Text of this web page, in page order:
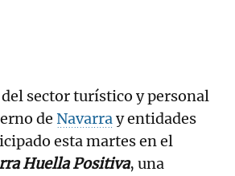
sector turístico y personal
de Navarray entidades
esta martes en el
Huella Positiva, una